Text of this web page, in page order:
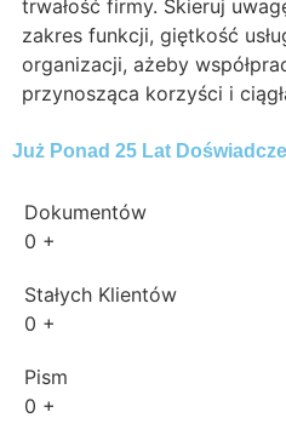
trwałość firmy. Skieruj
zakres funkcji, giętkość
organizacji, ażeby
przynosząca korzyści i
Już Ponad 25 Lat
Dokumentów
0 +
Stałych Klientów
0 +
Pism
0 +